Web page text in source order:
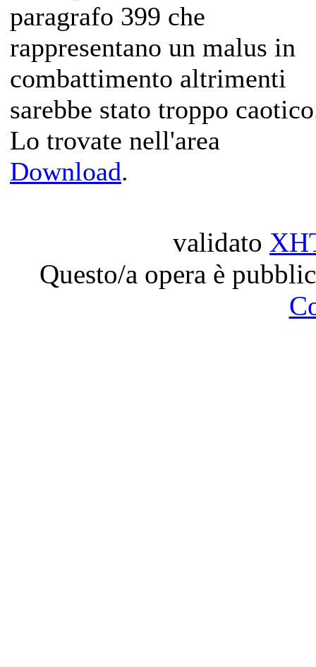
paragrafo 399 che
rappresentano un malus in
combattimento altrimenti
sarebbe stato troppo
Lo trovate nell'area
Download.
validato
Questo/a opera è